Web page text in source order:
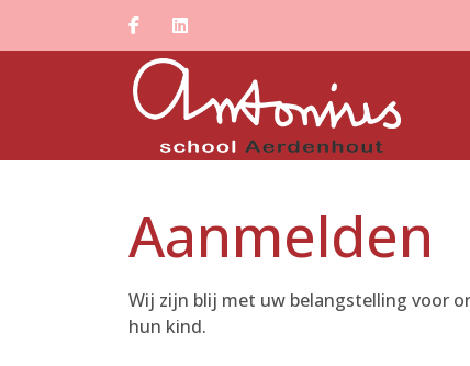
Aanmelden
Wij zijn blij met uw belangstelling voor
hun kind.